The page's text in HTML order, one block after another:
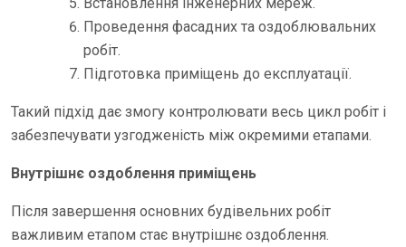
Проведення фасадних та оздоблювальних
робіт.
Підготовка приміщень до експлуатації.
Такий підхід дає змогу контролювати весь цикл робіт і
забезпечувати узгодженість між окремими етапами.
Внутрішнє оздоблення приміщень
Після завершення основних будівельних робіт
важливим етапом стає внутрішнє оздоблення.